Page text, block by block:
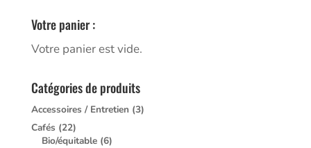
Votre panier :
Votre panier est vide.
Catégories de produits
Accessoires / Entretien (3)
Cafés (22)
Bio/équitable (6)